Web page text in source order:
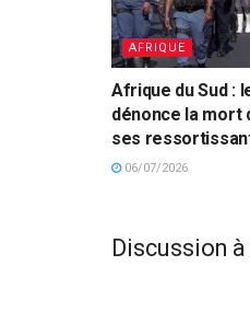
AFRIQUE
Afrique du Sud :
dénonce la mort
ses
06/07/2026
Discussion